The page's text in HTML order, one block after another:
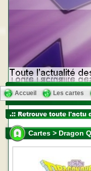
Accueil Les cartes
Cartes > Dragon